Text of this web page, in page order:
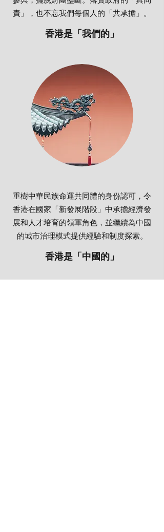
責」，也不忘我們每個人的「共承擔」。
香港是「我們的」
重樹中華民族命運共同體的身份認可，令
香港在國家「新發展階段」中承擔經濟發
展和人才培育的領軍角色，並繼續為中國
的城市治理模式提供經驗和制度探索。
香港是「中國的」